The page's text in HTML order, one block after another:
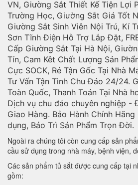
VN, Giường Sắt Thiết Kế Tiện Lợi
Trường Học, Giường Sắt Giá Tốt
Giường Sắt Sinh Viên Nội Trú, Kí
Sơn Tĩnh Điện Hỗ Trợ Lắp Đặt,
Cấp Giường Sắt Tại Hà Nội,
Tín, Cam Kêt Chất Lượng Sản
Cực SOCK, Rẻ Tận Gốc Tại Nhà
Tư Vấn Tận Tình Chu Đáo 24/24.
Toàn Quốc, Thanh Toán Tại Nhà
Dịch vụ chu đáo chuyên nghiệp -
Giao Hàng. Bảo Hành Chính
dụng, Bảo Trì Sản Phẩm Trọn Đời.
Ngoài ra chúng tôi còn cung cấp sản
cầu sử dụng trong nhà máy, bệnh viện,
Các sản phẩm tủ sắt được cung cấp tại
gồm: